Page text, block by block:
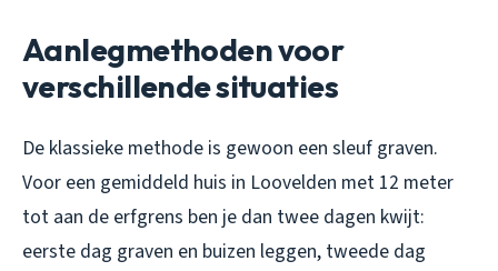
Aanlegmethoden voor
verschillende situaties
De klassieke methode is gewoon een sleuf graven.
Voor een gemiddeld huis in Loovelden met 12 meter
tot aan de erfgrens ben je dan twee dagen kwijt:
eerste dag graven en buizen leggen, tweede dag